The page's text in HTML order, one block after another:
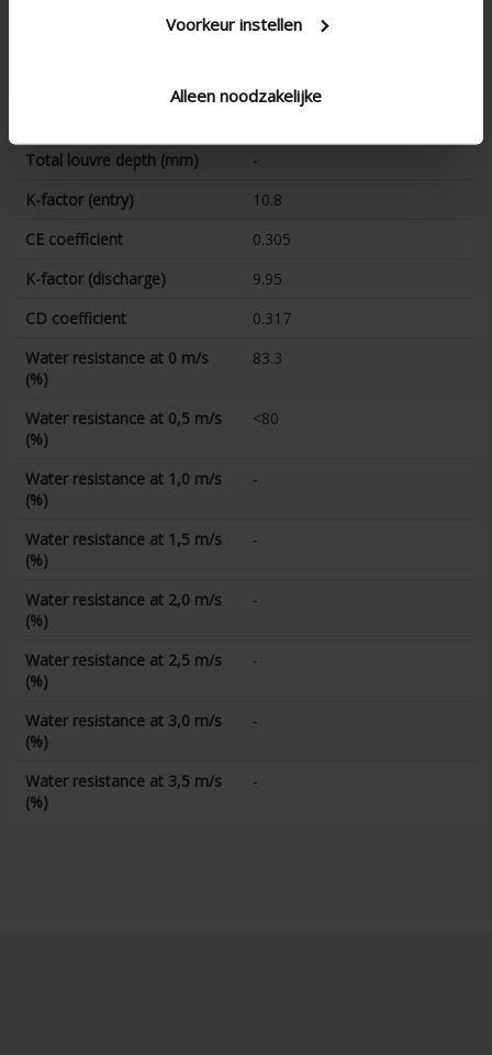
Voorkeur instellen
Alleen noodzakelijke
Total louvre depth (mm)
-
K-factor (entry)
10.8
CE coefficient
0.305
K-factor (discharge)
9.95
CD coefficient
0.317
Water resistance at 0 m/s
(%)
83.3
Water resistance at 0,5 m/s
(%)
<80
Water resistance at 1,0 m/s
(%)
-
Water resistance at 1,5 m/s
(%)
-
Water resistance at 2,0 m/s
(%)
-
Water resistance at 2,5 m/s
(%)
-
Water resistance at 3,0 m/s
(%)
-
Water resistance at 3,5 m/s
(%)
-